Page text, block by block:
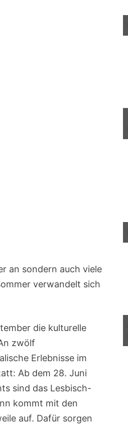
an sondern auch viele
verwandelt sich
die kulturelle
zwölf
Erlebnisse im
Ab dem 28. Juni
sind das Lesbisch-
kommt mit den
auf. Dafür sorgen